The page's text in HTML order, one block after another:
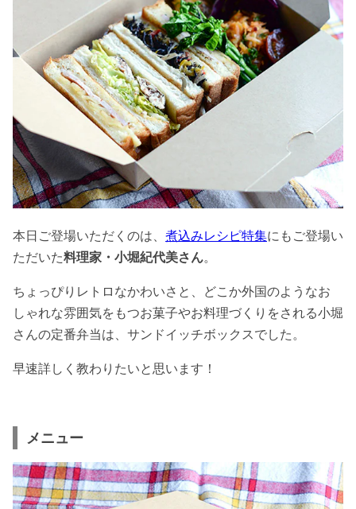
本日ご登場いただくのは、 煮込みレシピ特集にもご登場い
ただいた料理家・小堀紀代美さん。
ちょっぴりレトロなかわいさと、どこか外国のようなお
しゃれな雰囲気をもつお菓子やお料理づくりをされる小堀
さんの定番弁当は、サンドイッチボックスでした。
早速詳しく教わりたいと思います！
メニュー